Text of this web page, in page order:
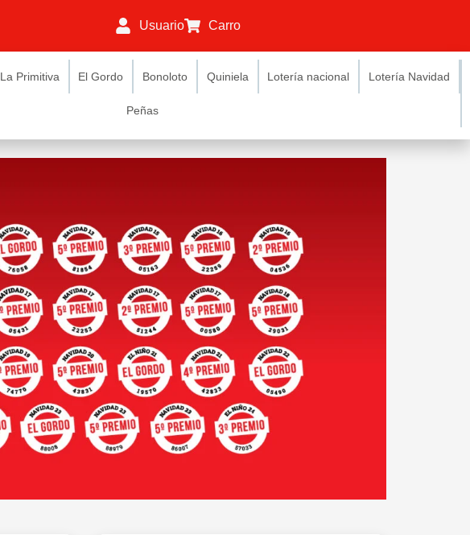
Usuario Carro
La Primitiva El Gordo Bonoloto Quiniela Lotería nacional Lotería Navidad
Peñas